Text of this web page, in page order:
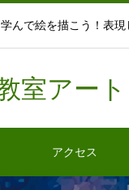
んで絵を描こう！表現
室アー
アクセス